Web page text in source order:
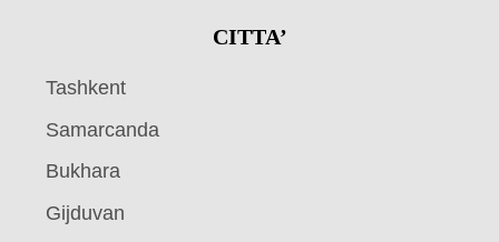
CITTA’
Tashkent
Samarcanda
Bukhara
Gijduvan